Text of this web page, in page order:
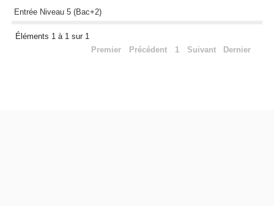
Entrée Niveau 5 (Bac+2)
Éléments 1 à 1 sur 1
Premier
Précédent 1 Suivant Dernier